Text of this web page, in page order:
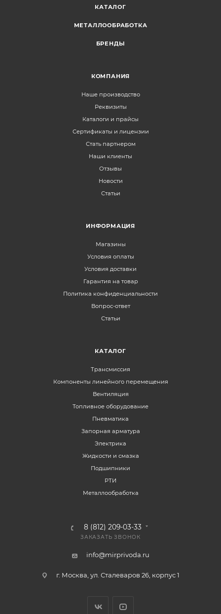
КАТАЛОГ
МЕТАЛЛООБРАБОТКА
БРЕНДЫ
КОМПАНИЯ
Наше производство
Реквизиты
Каталоги и прайсы
Сертификаты и лицензии
Стать партнером
Наши клиенты
Отзывы
Новости
Статьи
ИНФОРМАЦИЯ
Магазины
Условия оплаты
Условия доставки
Гарантия на товар
Политика конфиденциальности
Вопрос-ответ
Статьи
КАТАЛОГ
Трансмиссия
Компоненты линейного перемещения
Вентиляция
Топливное оборудование
Пневматика
Запорная арматура
Электрика
Жидкости и смазка
Подшипники
РТИ
Металлообработка
8 (812) 209-03-33
ЗАКАЗАТЬ ЗВОНОК
info@mirprivoda.ru
г. Москва, ул. Сталеваров 26, корпус 1